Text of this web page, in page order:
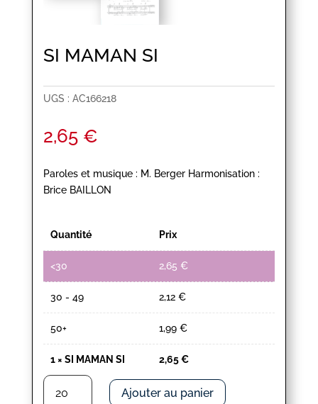
SI MAMAN SI
UGS : AC166218
2,65 €
Paroles et musique : M. Berger Harmonisation :
Brice BAILLON
Quantité Prix
<30 2,65 €
30 - 49 2,12 €
50+ 1,99 €
1× SI MAMAN SI 2,65€
quantité
Ajouter au panier